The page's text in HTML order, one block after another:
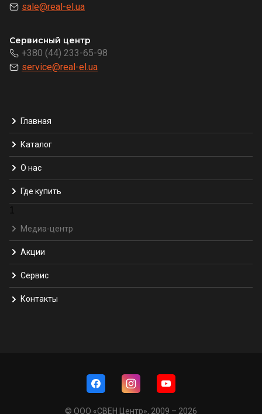
sale@real-el.ua
Сервисный центр
+380 (44) 233-65-98
service@real-el.ua
Главная
Каталог
О нас
Где купить
1
Медиа-центр
Акции
Сервис
Контакты
© ООО «СВЕН Центр», 2009 – 2026